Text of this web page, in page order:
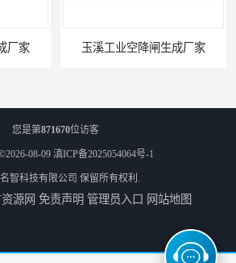
家 玉溪工业空降闸生成厂家
普洱大型闸门厂家
您是第871670位访客
08-09 滇ICP备2025054064号-1
智科技有限公司 保留所有权利.
源网 免责声明 管理员入口 网站地图